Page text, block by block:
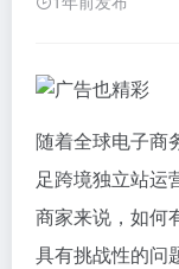
随着全球电子商
足跨境独立站运
商家来说，如何
具有挑战性的问